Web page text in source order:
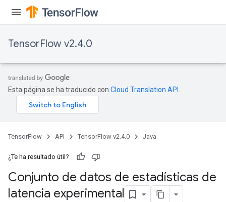
TensorFlow v2.4.0
Esta página se ha traducido con Cloud Translation API
TensorFlow API TensorFlow v2.4.0 Java
¿Te ha resultado útil?
Conjunto de datos de estadísticas de
latencia experimental